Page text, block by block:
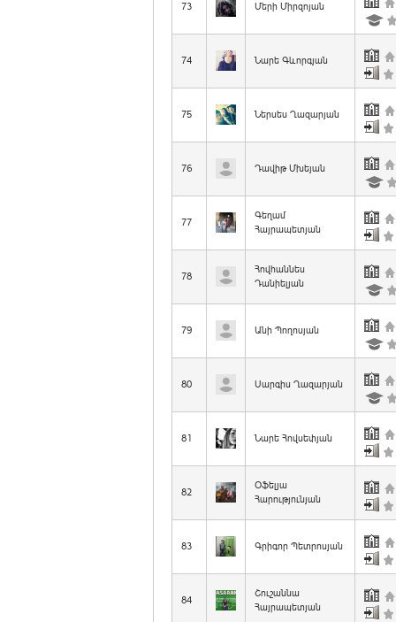
73 Մերի Միրզոյան
74 Նարե Գևորգյան
75 Ներսես Ղազարյան
76 Դավիթ Մխեյան
77
Գեղամ
Հայրապետյան
78
Հովհաննես
Դանիելյան
79 Անի Պողոսյան
80 Սարգիս Ղազարյան
81 Նարե Հովսեփյան
82
Օֆելյա
Հարությունյան
83 Գրիգոր Պետրոսյան
84
Շուշաննա
Հայրապետյան